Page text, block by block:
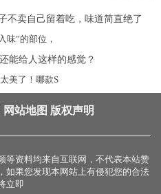
味”的部位，
美了！哪款S
网站地图 版权声明
等资料均来自互联网，不代表本站赞
如果您发现本网站上有侵犯您的合法
立即